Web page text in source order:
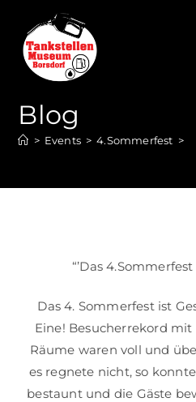
Blog
> Events > 4.Sommerfest >
“’Das 4.Sommerfest
Das 4. Sommerfest ist
Eine! Besucherrekord
Räume waren voll und
es regnete nicht, so
bestaunt und die Gäste